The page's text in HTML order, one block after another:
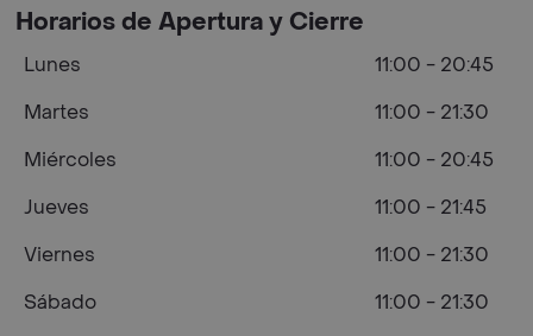
Horarios de Apertura y Cierre
Lunes
11:00 - 20:45
Martes
11:00 - 21:30
Miércoles
11:00 - 20:45
Jueves
11:00 - 21:45
Viernes
11:00 - 21:30
Sábado
11:00 - 21:30